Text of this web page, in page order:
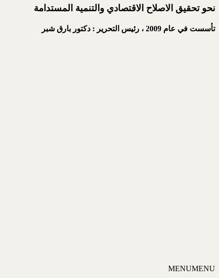
نحو تحقيق الاصلاح الاقتصادي والتنمية المستدامة
تأسست في عام 2009 ، رئيس التحرير : دكتور بارق شبر
MENUMENU